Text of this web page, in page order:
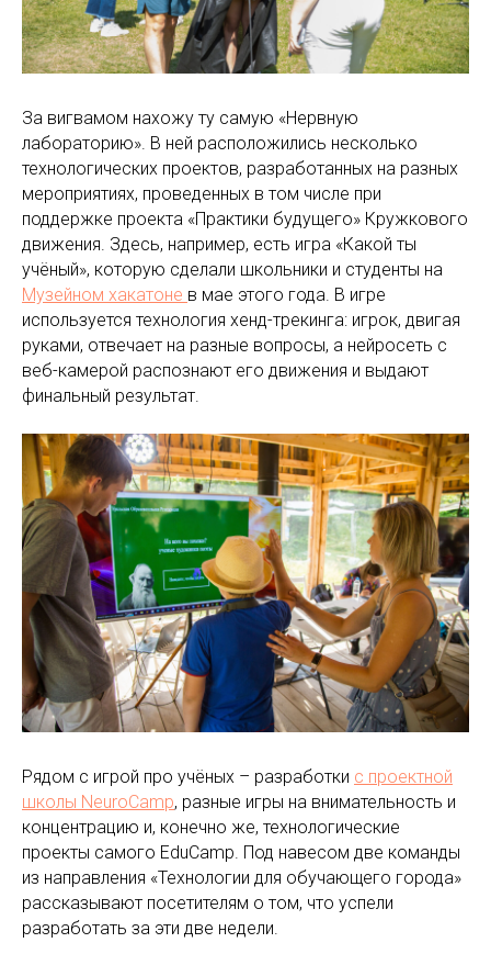
За вигвамом нахожу ту самую «Нервную
лабораторию». В ней расположились несколько
технологических проектов, разработанных на разных
мероприятиях, проведенных в том числе при
поддержке проекта «Практики будущего» Кружкового
движения. Здесь, например, есть игра «Какой ты
учёный», которую сделали школьники и студенты на
Музейном хакатоне в мае этого года. В игре
используется технология хенд-трекинга: игрок, двигая
руками, отвечает на разные вопросы, а нейросеть с
веб-камерой распознают его движения и выдают
финальный результат.
Рядом с игрой про учёных – разработки с проектной
школы NeuroCamp, разные игры на внимательность и
концентрацию и, конечно же, технологические
проекты самого EduCamp. Под навесом две команды
из направления «Технологии для обучающего города»
рассказывают посетителям о том, что успели
разработать за эти две недели.